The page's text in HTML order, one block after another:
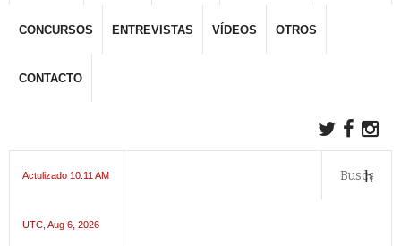
CONCURSOS ENTREVISTAS VÍDEOS OTROS
CONTACTO
Actulizado 10:11 AM
UTC, Aug 6, 2026